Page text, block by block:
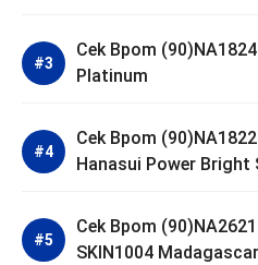
Cek Bpom
Platinum
Cek Bpom
Hanasui Power Bright
Cek Bpom
SKIN1004